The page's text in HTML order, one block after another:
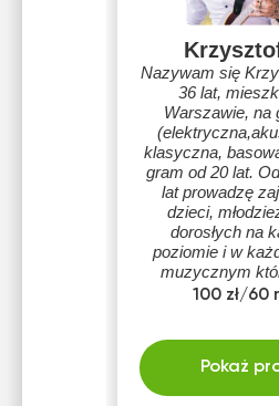
Nazywam się
36 lat,
Warszawie, na
klasyczna, basowa) i
gram od 20 lat.
lat prowadzę
dzieci,
dorosłych na
poziomie i w
muzycznym
uczeń
100 zł/60
Pokaż